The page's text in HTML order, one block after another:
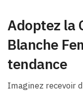
Adoptez la
Blanche
tendance
Imaginez recevoir